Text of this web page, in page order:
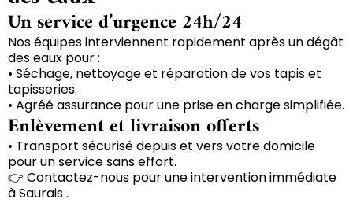
Un service d’urgence 24h/24
Nos équipes interviennent rapidement après un dégât
des eaux pour :
• Séchage, nettoyage et réparation de vos tapis et
tapisseries.
• Agréé assurance pour une prise en charge simplifiée.
Enlèvement et livraison offerts
• Transport sécurisé depuis et vers votre domicile
pour un service sans effort.
👉 Contactez-nous pour une intervention immédiate
à Saurais .